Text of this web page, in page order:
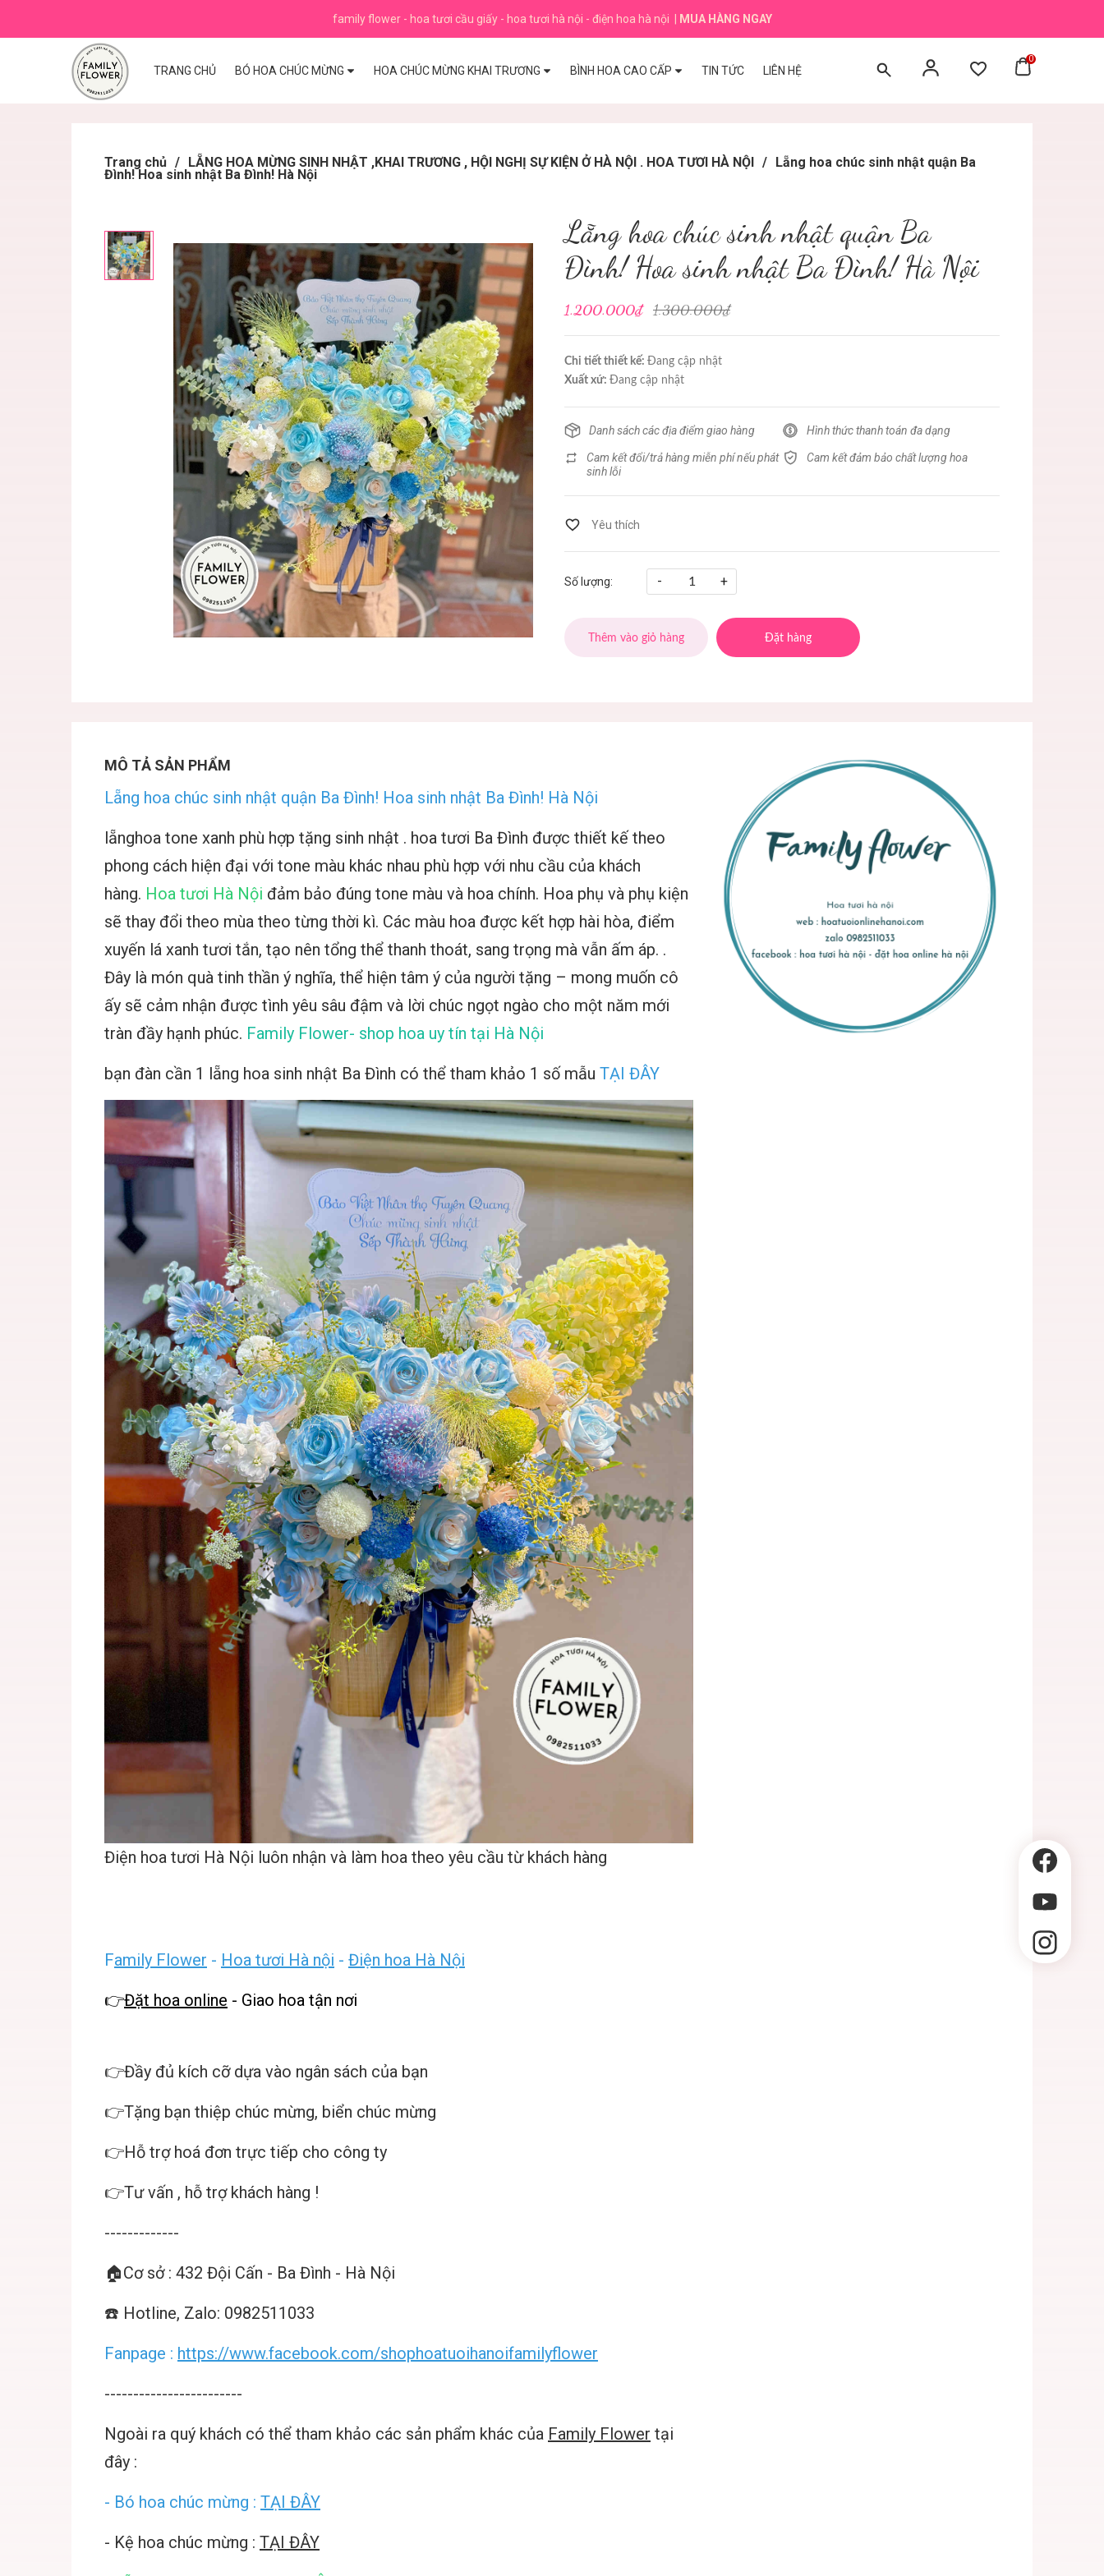
family flower - hoa tươi cầu giấy - hoa tươi hà nội - điện hoa hà nội MUA HÀNG NGAY
TRANG CHỦ BÓ HOA CHÚC MỪNG HOA CHÚC MỪNG KHAI TRƯƠNG BÌNH HOA CAO CẤP TIN TỨC LIÊN HỆ
0
Trang chủ / LẴNG HOA MỪNG SINH NHẬT ,KHAI TRƯƠNG , HỘI NGHỊ SỰ KIỆN Ở HÀ NỘI . HOA TƯƠI HÀ NỘI / Lẵng hoa chúc sinh nhật quận Ba
Đình! Hoa sinh nhật Ba Đình! Hà Nội
Lẵng hoa chúc sinh nhật quận Ba
Đình! Hoa sinh nhật Ba Đình! Hà Nội
1.200.000₫ 1.300.000₫
Chi tiết thiết kế: Đang cập nhật
Xuất xứ: Đang cập nhật
Danh sách các địa điểm giao hàng Hình thức thanh toán đa dạng
Cam kết đổi/trả hàng miễn phí nếu phát
sinh lỗi
Cam kết đảm bảo chất lượng hoa
Số lượng: - +
Thêm vào giỏ hàng Đặt hàng
MÔ TẢ SẢN PHẨM
Lẵng hoa chúc sinh nhật quận Ba Đình! Hoa sinh nhật Ba Đình! Hà Nội
lẵnghoa tone xanh phù hợp tặng sinh nhật . hoa tươi Ba Đình được thiết kế theo
phong cách hiện đại với tone màu khác nhau phù hợp với nhu cầu của khách
hàng. Hoa tươi Hà Nội đảm bảo đúng tone màu và hoa chính. Hoa phụ và phụ kiện
sẽ thay đổi theo mùa theo từng thời kì. Các màu hoa được kết hợp hài hòa, điểm
xuyến lá xanh tươi tắn, tạo nên tổng thể thanh thoát, sang trọng mà vẫn ấm áp. .
Đây là món quà tinh thần ý nghĩa, thể hiện tâm ý của người tặng – mong muốn cô
ấy sẽ cảm nhận được tình yêu sâu đậm và lời chúc ngọt ngào cho một năm mới
tràn đầy hạnh phúc. Family Flower- shop hoa uy tín tại Hà Nội
bạn đàn cần 1 lẵng hoa sinh nhật Ba Đình có thể tham khảo 1 số mẫu TẠI ĐÂY
Điện hoa tươi Hà Nội luôn nhận và làm hoa theo yêu cầu từ khách hàng
Family Flower - Hoa tươi Hà nội - Điện hoa Hà Nội
👉Đặt hoa online - Giao hoa tận nơi
👉Đầy đủ kích cỡ dựa vào ngân sách của bạn
👉Tặng bạn thiệp chúc mừng, biển chúc mừng
👉Hỗ trợ hoá đơn trực tiếp cho công ty
👉Tư vấn , hỗ trợ khách hàng !
-------------
🏠Cơ sở : 432 Đội Cấn - Ba Đình - Hà Nội
☎️ Hotline, Zalo: 0982511033
Fanpage : https://www.facebook.com/shophoatuoihanoifamilyflower
------------------------
Ngoài ra quý khách có thể tham khảo các sản phẩm khác của Family Flower tại
đây :
- Bó hoa chúc mừng : TẠI ĐÂY
- Kệ hoa chúc mừng : TẠI ĐÂY